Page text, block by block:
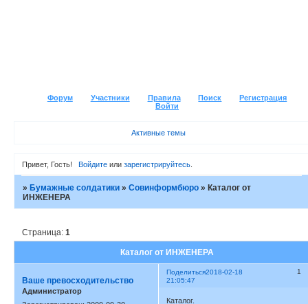
Форум Участники Правила Поиск
Регистрация
Войти
Активные темы
Привет, Гость! Войдитеили зарегистрируйтесь.
»Бумажные солдатики »Совинформбюро »Каталог от
ИНЖЕНЕРА
Каталог от ИНЖЕНЕРА
Страница:1
Поделиться 1
2018-02-18
21:05:47
Ваше превосходительство
Администратор
Каталог.